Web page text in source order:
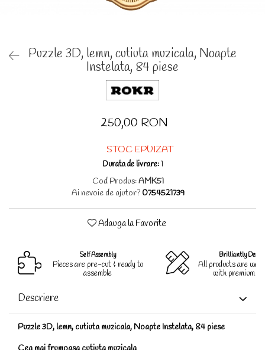
Puzzle 3D, lemn, cutiuta muzicala, Noapte
Instelata, 84 piese
250,00 RON
STOC EPUIZAT
Durata de livrare:1
Cod Produs:AMK51
Ai nevoie de ajutor? 0754521739
Adauga la Favorite
Self Assembly
Pieces are pre-cut & ready to
assemble
Brilliantly
All products are
with premium
Descriere
Puzzle 3D, lemn, cutiuta muzicala, Noapte Instelata, 84 piese